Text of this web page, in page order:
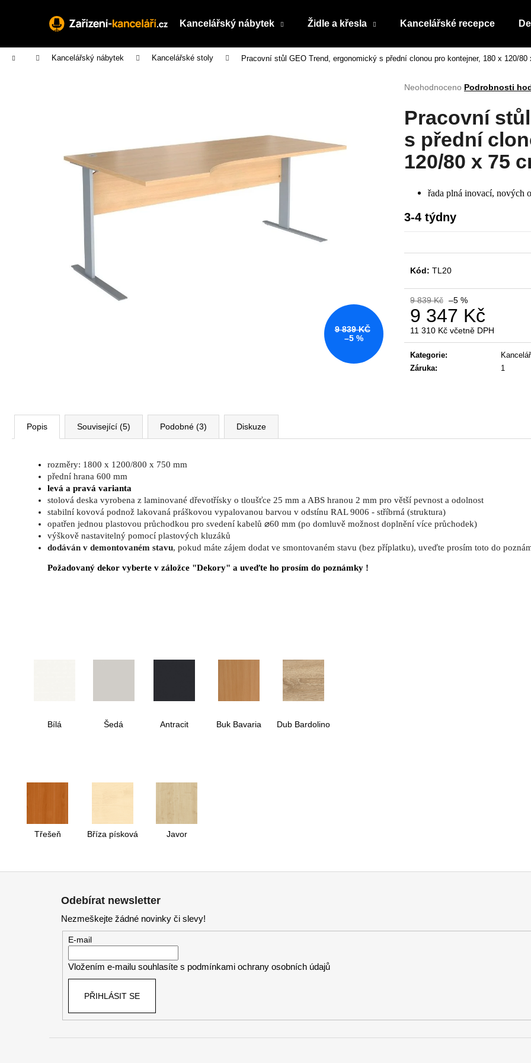
Kancelářský nábytek Židle a křesla Kancelářské recepce
Domů Kancelářský nábytek Kancelářské stoly Pracovní stůl GEO Trend, ergonomický s přední clonou pro kontejner, 180 x 120/
Průměrné
produktu
je
z
5
hvězdiček.
Neohodnoceno Podrobnosti
Pracovní
s přední
120/80 x 75
řada plná inovací, nových
3-4 týdny
Kód: TL20
9 839 Kč –5 %
9 347 Kč
11 310 Kč včetně DPH
Měrná
cena:
Kategorie:
Záruka: 1
9 839 KČ
–5 %
Popis Související (5) Podobné (3) Diskuze
rozměry: 1800 x 1200/800 x 750 mm
přední hrana 600 mm
levá a pravá varianta
stolová deska vyrobena z laminované dřevotřísky o tloušťce 25 mm a ABS hranou 2 mm pro větší pevnost a odolnost
stabilní kovová podnož lakovaná práškovou vypalovanou barvou v odstínu RAL 9006 - stříbrná (struktura)
opatřen jednou plastovou průchodkou pro svedení kabelů ⌀60 mm (po domluvě možnost doplnění více průchodek)
výškově nastavitelný pomocí plastových kluzáků
dodáván v demontovaném stavu, pokud máte zájem dodat ve smontovaném stavu (bez příplatku), uveďte prosím toto do
Požadovaný dekor vyberte v záložce "Dekory" a uveďte ho prosím do poznámky !
Bílá Šedá Antracit Buk Bavaria Dub Bardolino
Třešeň Bříza písková Javor
Zpět
do
Zpět
do
Co potřebujete najít?
HLEDAT
VÝŠKOVĚ STAVITELNÝ STŮL ALFA
UP, 160 X 80 CM, VÝŠKA 63 - 129 CM
KANCELÁŘSKÁ ŽIDLE GAME ŠÉF
Odebírat newsletter
Nezmeškejte žádné novinky či slevy!
E-mail
Vložením e-mailu souhlasíte s podmínkami ochrany osobních údajů
PŘIHLÁSIT SE